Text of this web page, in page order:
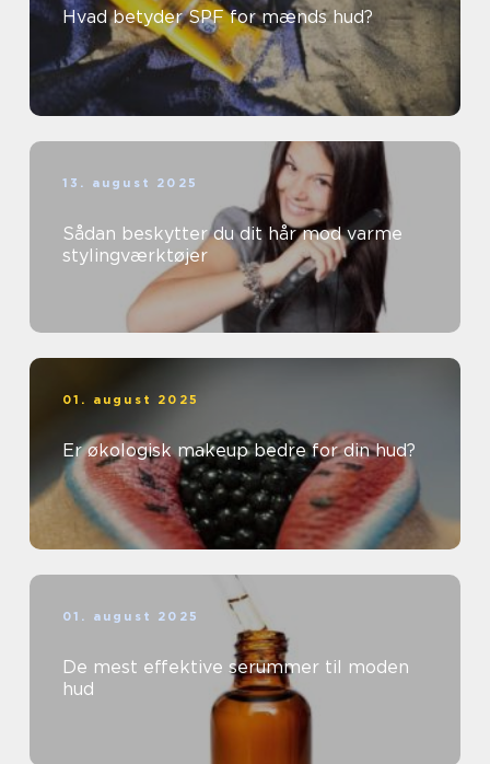
Hvad betyder SPF for mænds hud?
13. august 2025
Sådan beskytter du dit hår mod varme
stylingværktøjer
01. august 2025
Er økologisk makeup bedre for din hud?
01. august 2025
De mest effektive serummer til moden
hud